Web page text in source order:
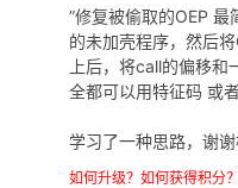
”修复被偷取的OEP
的未加壳程序，然后
上后，将call的偏移和
全都可以用特征码 或
学习了一种思路，谢
如何升级？如何获得积分